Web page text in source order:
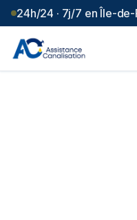
24h/24 · 7j/7 en Île-de-